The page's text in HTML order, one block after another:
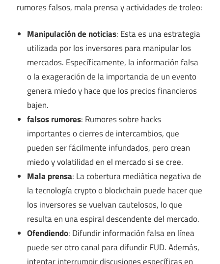
rumores falsos, mala prensa y actividades de troleo:
Manipulación de noticias: Esta es una estrategia
utilizada por los inversores para manipular los
mercados. Específicamente, la información falsa
o la exageración de la importancia de un evento
genera miedo y hace que los precios financieros
bajen.
falsos rumores: Rumores sobre hacks
importantes o cierres de intercambios, que
pueden ser fácilmente infundados, pero crean
miedo y volatilidad en el mercado si se cree.
Mala prensa: La cobertura mediática negativa de
la tecnología crypto o blockchain puede hacer que
los inversores se vuelvan cautelosos, lo que
resulta en una espiral descendente del mercado.
Ofendiendo: Difundir información falsa en línea
puede ser otro canal para difundir FUD. Además,